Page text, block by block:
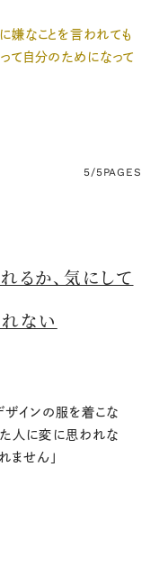
嫌なことを言われても
て自分のためになって
5/5PAGES
るか、気にして
ない
ザインの服を着こな
人に変に思われな
ません」